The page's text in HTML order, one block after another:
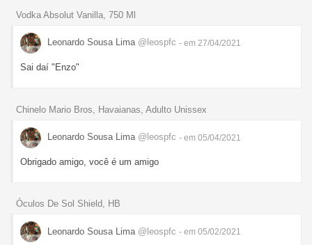
Vodka Absolut Vanilla, 750 Ml
Leonardo Sousa Lima @leospfc - em 27/04/2021
Sai daí "Enzo"
Chinelo Mario Bros, Havaianas, Adulto Unissex
Leonardo Sousa Lima @leospfc - em 05/04/2021
Obrigado amigo, você é um amigo
Óculos De Sol Shield, HB
Leonardo Sousa Lima @leospfc - em 05/02/2021